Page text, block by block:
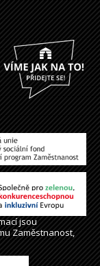
jsou
Zaměstnanost,